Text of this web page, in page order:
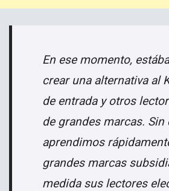
En ese momento,
crear una alternativa al
de entrada y otros
de grandes marcas. Sin
aprendimos
grandes marcas
medida sus lectores